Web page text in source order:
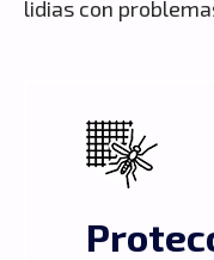
lidias con